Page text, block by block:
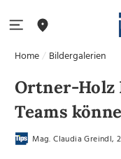
Home Bildergalerien
Ortner-Holz
Teams
Mag. Claudia Greindl,